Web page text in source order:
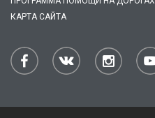
КАРТА САЙТА